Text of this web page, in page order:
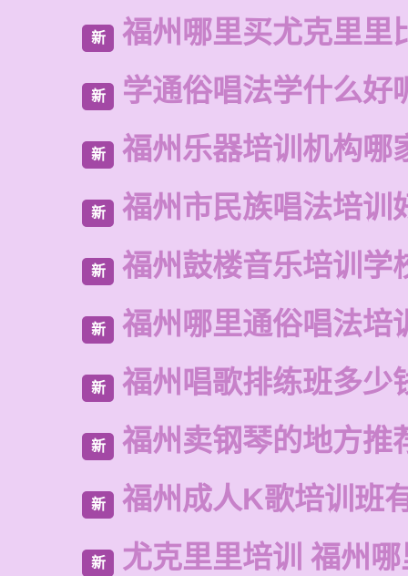
新 福州哪里买尤克里里
新 学通俗唱法学什么好
新 福州乐器培训机构哪
新 福州市民族唱法培训
新 福州鼓楼音乐培训学
新 福州哪里通俗唱法培
新 福州唱歌排练班多少
新 福州卖钢琴的地方推
新 福州成人K歌培训班
新 尤克里里培训 福州